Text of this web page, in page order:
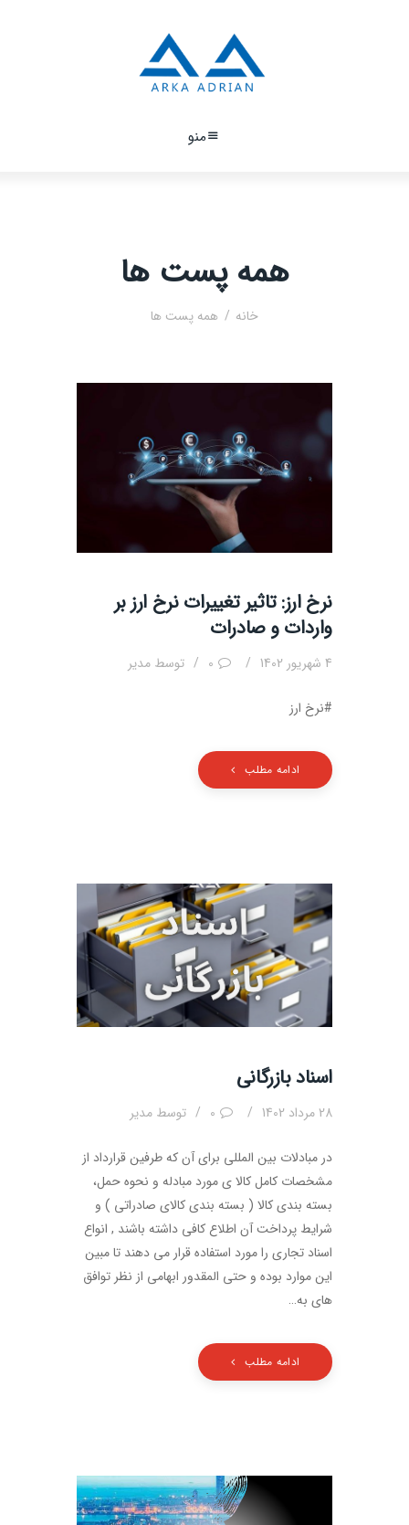
منو
همه پست ها
خانه همه پست ها
نرخ ارز: تاثیر تغییرات نرخ ارز بر
واردات و صادرات
4 شهریور 1402 0 توسط مدیر
#نرخ ارز
ادامه مطلب
اسناد بازرگانی
28 مرداد 1402 0 توسط مدیر
در مبادلات بین المللی برای آن که طرفین قرارداد از
مشخصات کامل کالا ی مورد مبادله و نحوه حمل،
بسته بندی کالا ( بسته بندی کالای صادراتی ) و
شرایط پرداخت آن اطلاع کافی داشته باشند , انواع
اسناد تجاری را مورد استفاده قرار می دهند تا مبین
این موارد بوده و حتی المقدور ابهامی از نظر توافق
های به…
ادامه مطلب